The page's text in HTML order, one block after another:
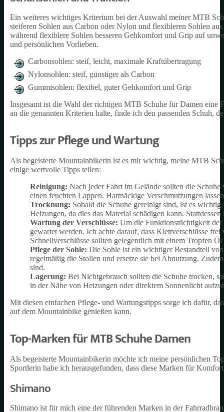
Ein weiteres wichtiges Kriterium bei der Auswahl meiner MTB
steiferen Sohlen aus Carbon oder Nylon und flexibleren Sohlen
während flexiblere Sohlen besseren Gehkomfort und Grip auf
und persönlichen Vorlieben.
Carbonsohlen: steif, leicht, maximale Kraftübertragung
Nylonsohlen: steif, günstiger als Carbon
Gummisohlen: flexibel, guter Gehkomfort und Grip
Insgesamt ist die Wahl der richtigen MTB Schuhe für Damen eine
an die genannten Kriterien halte, finde ich den passenden Schuh,
Tipps zur Pflege und Wartung
Als begeisterte Mountainbikerin ist es mir wichtig, meine MTB
einige wertvolle Tipps teilen:
Reinigung: Nach jeder Fahrt im Gelände sollten die
einen feuchten Lappen. Hartnäckige Verschmutzungen
Trocknung: Sobald die Schuhe gereinigt sind, ist es
Heizungen, da dies das Material schädigen kann.
Wartung der Verschlüsse: Um die Funktionstüchtigkeit der
gewartet werden. Ich achte darauf, dass Klettverschlüsse
Schnellverschlüsse sollten gelegentlich mit einem Tropfen
Pflege der Sohle: Die Sohle ist ein wichtiger Bestandteil
regelmäßig die Stollen und ersetze sie bei Abnutzung.
sind.
Lagerung: Bei Nichtgebrauch sollten die Schuhe trocken,
in der Nähe von Heizungen oder direktem Sonnenlicht
Mit diesen einfachen Pflege- und Wartungstipps sorge ich dafür,
auf dem Mountainbike genießen kann.
Top-Marken für MTB Schuhe Damen
Als begeisterte Mountainbikerin möchte ich meine persönlichen
Sportlerin habe ich herausgefunden, dass diese Marken für
Shimano
Shimano ist für mich eine der führenden Marken in der